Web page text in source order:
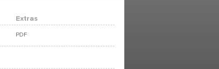
Extras
PDF